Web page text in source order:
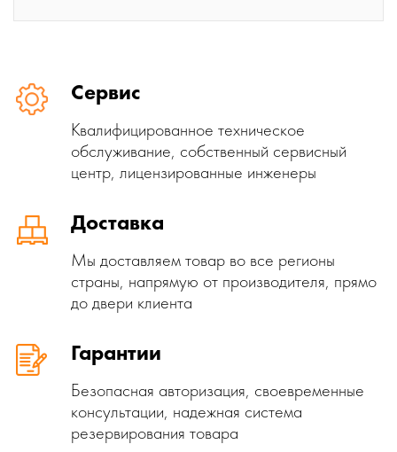
Сервис
Квалифицированное техническое
обслуживание, собственный сервисный
центр, лицензированные инженеры
Доставка
Мы доставляем товар во все регионы
страны, напрямую от производителя, прямо
до двери клиента
Гарантии
Безопасная авторизация, своевременные
консультации, надежная система
резервирования товара